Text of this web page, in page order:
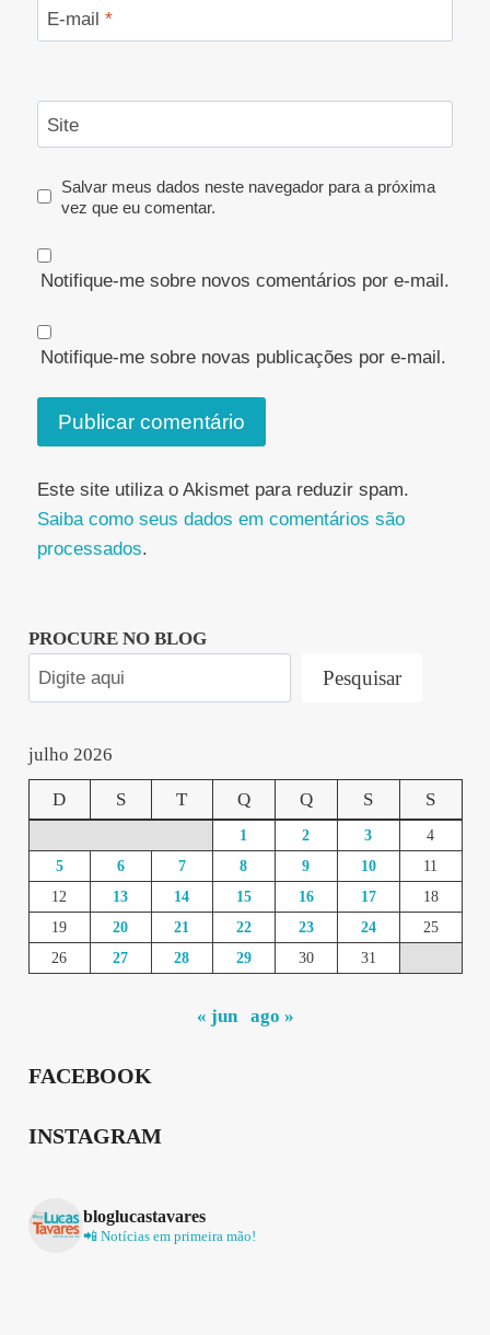
E-mail *
Site
Salvar meus dados neste navegador para a próxima
vez que eu comentar.
Notifique-me sobre novos comentários por e-mail.
Notifique-me sobre novas publicações por e-mail.
Este site utiliza o Akismet para reduzir spam.
Saiba como seus dados em comentários são
processados.
PROCURE NO BLOG
Pesquisar
julho 2026
D S T Q Q S S
1 2 3
4
5
6 7 8 9 10
11
12
13 14 15 16 17
18
19
20 21 22 23 24
25
26
27 28 29 30 31
« jun ago »
FACEBOOK
INSTAGRAM
bloglucastavares
📲 Notícias em primeira mão!